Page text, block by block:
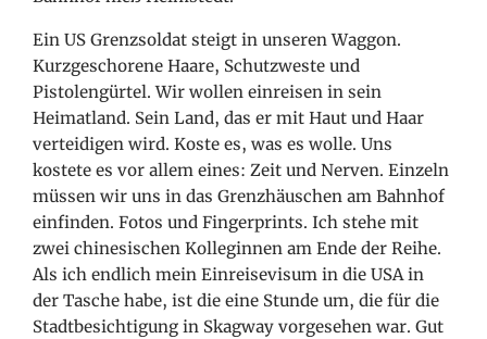
Ein US Grenzsoldat steigt in unseren Waggon.
Kurzgeschorene Haare, Schutzweste und
Pistolengürtel. Wir wollen einreisen in sein
Heimatland. Sein Land, das er mit Haut und Haar
verteidigen wird. Koste es, was es wolle. Uns
kostete es vor allem eines: Zeit und Nerven. Einzeln
müssen wir uns in das Grenzhäuschenam Bahnhof
einfinden. Fotos und Fingerprints. Ich stehe mit
zwei chinesischen Kolleginnen am Ende der Reihe.
Als ich endlich mein Einreisevisum in die USA in
der Tasche habe, ist die eine Stunde um, die für die
Stadtbesichtigung in Skagway vorgesehen war. Gut